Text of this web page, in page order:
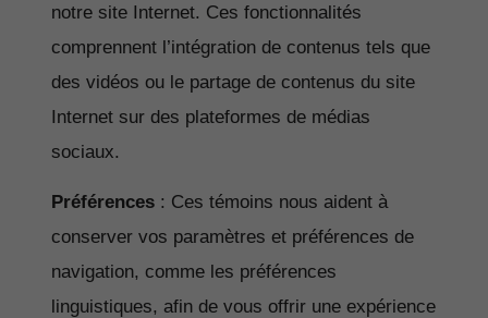
notre site Internet. Ces fonctionnalités
comprennent l’intégration de contenus tels que
des vidéos ou le partage de contenus du site
Internet sur des plateformes de médias
sociaux.
Préférences: Ces témoins nous aident à
conserver vos paramètres et préférences de
navigation, comme les préférences
linguistiques, afin de vous offrir une expérience